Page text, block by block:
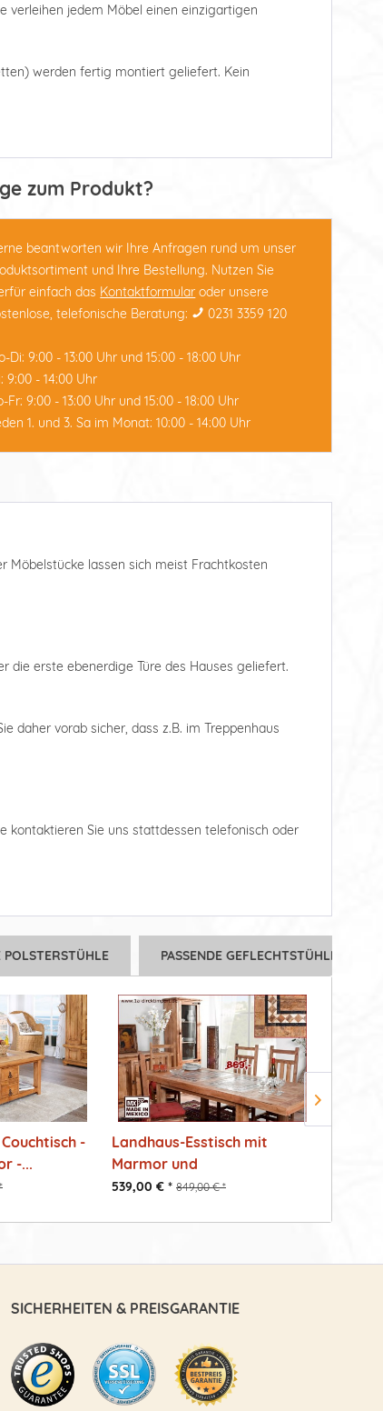
verleihen jedem Möbel einen einzigartigen
werden fertig montiert geliefert. Kein
zum Produkt?
beantworten wir Ihre Anfragen rund um unser
und Ihre Bestellung. Nutzen Sie
einfach das Kontaktformular oder unsere
telefonische Beratung:
0231 3359 120
Di: 9:00 - 13:00 Uhr und 15:00 - 18:00 Uhr
9:00 - 14:00 Uhr
Fr: 9:00 - 13:00 Uhr und 15:00 - 18:00 Uhr
1. und 3. Sa im Monat: 10:00 - 14:00 Uhr
Möbelstücke lassen sich meist Frachtkosten
die erste ebenerdige Türe des Hauses geliefert.
daher vorab sicher, dass z.B. im Treppenhaus
kontaktieren Sie uns stattdessen telefonisch oder
POLSTERSTÜHLE PASSENDE GEFLECHTSTÜHLE
-
-...
Landhaus-Esstisch mit
Marmor und
Ansteckplatten...
539,00 € * 849,00 € *
SICHERHEITEN & PREISGARANTIE